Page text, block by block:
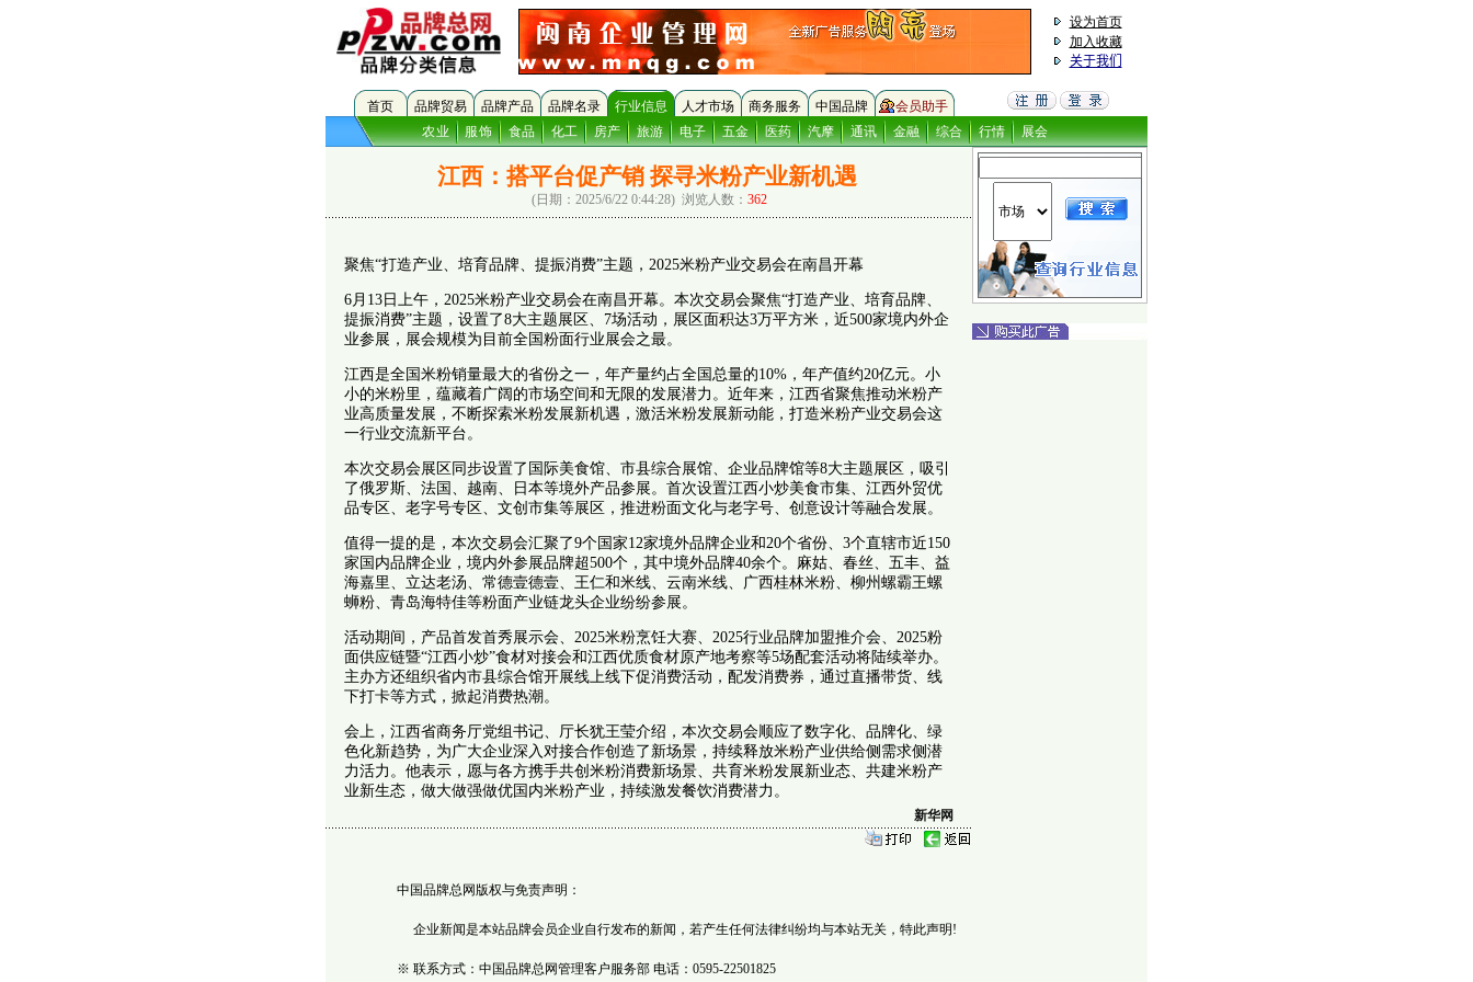
设为首页
加入收藏
关于我们
首页 品牌贸易 品牌产品 品牌名录 行业信息 人才市场 商务服务 中国品牌
会员助手
农业
服饰 食品 化工 房产 旅游 电子 五金 医药 汽摩 通讯 金融 综合 行情 展会
江西：搭平台促产销 探寻米粉产业新机遇
(日期：2025/6/22 0:44:28) 浏览人数： 362
聚焦“打造产业、培育品牌、提振消费”主题，2025米粉产业交易会在南昌开幕
6月13日上午，2025米粉产业交易会在南昌开幕。本次交易会聚焦“打造产业、培育品牌、
提振消费”主题，设置了8大主题展区、7场活动，展区面积达3万平方米，近500家境内外企
业参展，展会规模为目前全国粉面行业展会之最。
江西是全国米粉销量最大的省份之一，年产量约占全国总量的10%，年产值约20亿元。小
小的米粉里，蕴藏着广阔的市场空间和无限的发展潜力。近年来，江西省聚焦推动米粉产
业高质量发展，不断探索米粉发展新机遇，激活米粉发展新动能，打造米粉产业交易会这
一行业交流新平台。
本次交易会展区同步设置了国际美食馆、市县综合展馆、企业品牌馆等8大主题展区，吸引
了俄罗斯、法国、越南、日本等境外产品参展。首次设置江西小炒美食市集、江西外贸优
品专区、老字号专区、文创市集等展区，推进粉面文化与老字号、创意设计等融合发展。
值得一提的是，本次交易会汇聚了9个国家12家境外品牌企业和20个省份、3个直辖市近150
家国内品牌企业，境内外参展品牌超500个，其中境外品牌40余个。麻姑、春丝、五丰、益
海嘉里、立达老汤、常德壹德壹、王仁和米线、云南米线、广西桂林米粉、柳州螺霸王螺
蛳粉、青岛海特佳等粉面产业链龙头企业纷纷参展。
活动期间，产品首发首秀展示会、2025米粉烹饪大赛、2025行业品牌加盟推介会、2025粉
面供应链暨“江西小炒”食材对接会和江西优质食材原产地考察等5场配套活动将陆续举办。
主办方还组织省内市县综合馆开展线上线下促消费活动，配发消费券，通过直播带货、线
下打卡等方式，掀起消费热潮。
会上，江西省商务厅党组书记、厅长犹王莹介绍，本次交易会顺应了数字化、品牌化、绿
色化新趋势，为广大企业深入对接合作创造了新场景，持续释放米粉产业供给侧需求侧潜
力活力。他表示，愿与各方携手共创米粉消费新场景、共育米粉发展新业态、共建米粉产
业新生态，做大做强做优国内米粉产业，持续激发餐饮消费潜力。
新华网
中国品牌总网版权与免责声明：
企业新闻是本站品牌会员企业自行发布的新闻，若产生任何法律纠纷均与本站无关，特此声明!
※ 联系方式：中国品牌总网管理客户服务部 电话：0595-22501825